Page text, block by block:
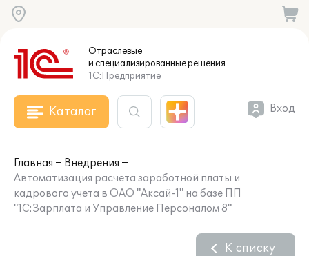
Отраслевые
и специализированныерешения
1С:Предприятие
Каталог Вход
Главная
Внедрения
Автоматизация расчета заработной платы и
кадрового учета в ОАО "Аксай-1" на базе ПП
"1С:Зарплата и Управление Персоналом 8"
К списку